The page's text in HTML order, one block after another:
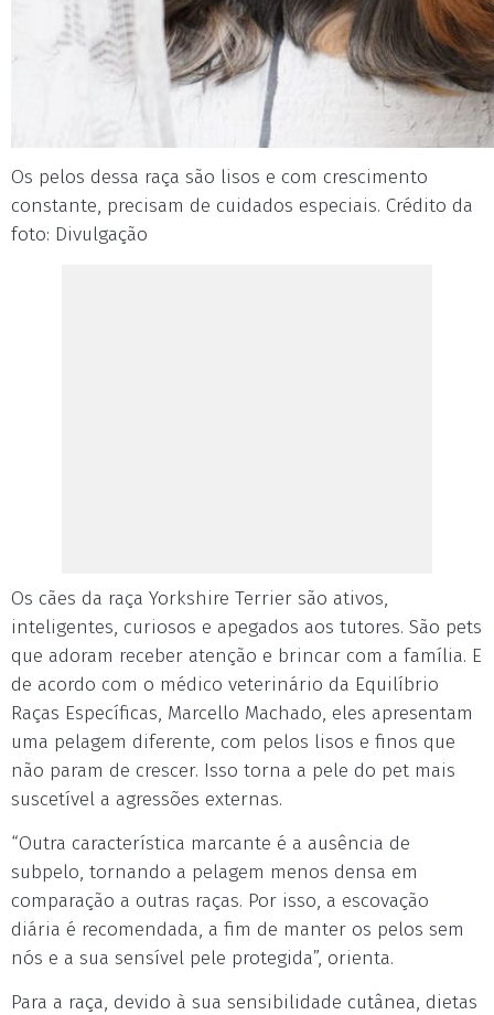
Os pelos dessa raça são lisos e com crescimento
constante, precisam de cuidados especiais. Crédito da
foto: Divulgação
Os cães da raça Yorkshire Terrier são ativos,
inteligentes, curiosos e apegados aos tutores. São pets
que adoram receber atenção e brincar com a família. E
de acordo com o médico veterinário da Equilíbrio
Raças Específicas, Marcello Machado, eles apresentam
uma pelagem diferente, com pelos lisos e finos que
não param de crescer. Isso torna a pele do pet mais
suscetível a agressões externas.
“Outra característica marcante é a ausência de
subpelo, tornando a pelagem menos densa em
comparação a outras raças. Por isso, a escovação
diária é recomendada, a fim de manter os pelos sem
nós e a sua sensível pele protegida”, orienta.
Para a raça, devido à sua sensibilidade cutânea, dietas